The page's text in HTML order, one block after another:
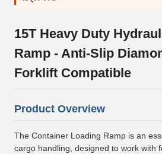
15T Heavy Duty
Ramp - Anti-Slip
Forklift Compatible
Product Overview
The Container Loading Ramp is an
cargo handling, designed to work with